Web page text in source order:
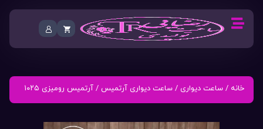
خانه / ساعت دیواری / ساعت دیواری آرتمیس / آرتمیس رومیزی ۱۰۲۵